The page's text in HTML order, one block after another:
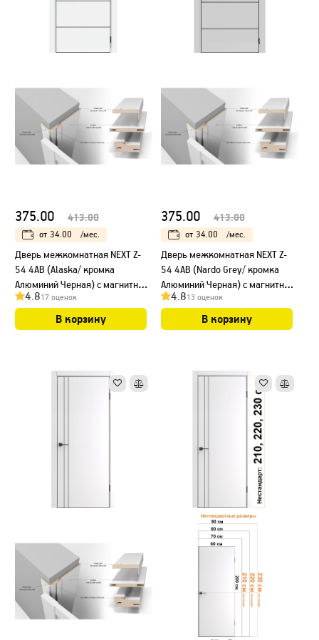
375.00 413.00
от 34.00 /мес.
Дверь межкомнатная NEXT Z-
54 4AB (Alaska/ кромка
Алюминий Черная) с магнитным
замком
4.817 оценок
В корзину
375.00 413.00
от 34.00 /мес.
Дверь межкомнатная NEXT Z-
54 4AB (Nardo Grey/ кромка
Алюминий Черная) с магнитным
замком
4.813 оценок
В корзину